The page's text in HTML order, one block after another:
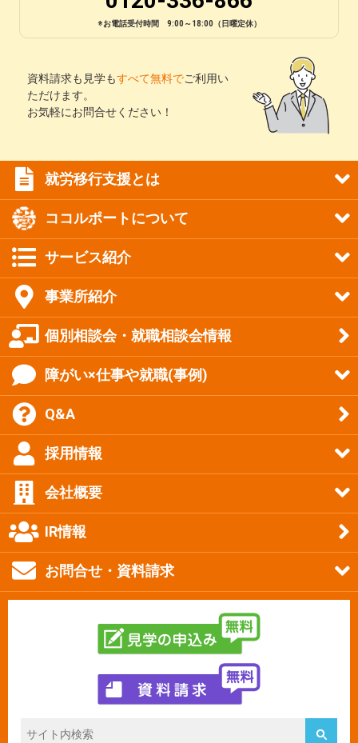
※お電話受付時間 9:00～18:00（日曜定休）
資料請求も見学もすべて無料でご利用い
ただけます。
お気軽にお問合せください！
就労移行支援とは
ココルポートについて
サービス紹介
事業所紹介
個別相談会・就職相談会情報
障がい×仕事や就職(事例)
Q&A
採用情報
会社概要
IR情報
お問合せ・資料請求